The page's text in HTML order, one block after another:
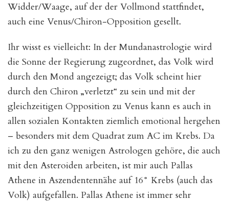
Widder/Waage, auf der der Vollmond stattfindet,
auch eine Venus/Chiron-Opposition gesellt.
Ihr wisst es vielleicht: In der Mundanastrologie wird
die Sonne der Regierung zugeordnet, das Volk wird
durch den Mond angezeigt; das Volk scheint hier
durch den Chiron „verletzt“ zu sein und mit der
gleichzeitigen Opposition zu Venus kann es auch in
allen sozialen Kontakten ziemlich emotional hergehen
– besonders mit dem Quadrat zum AC im Krebs. Da
ich zu den ganz wenigen Astrologen gehöre, die auch
mit den Asteroiden arbeiten, ist mir auch Pallas
Athene in Aszendentennähe auf 16° Krebs (auch das
Volk) aufgefallen. Pallas Athene ist immer sehr